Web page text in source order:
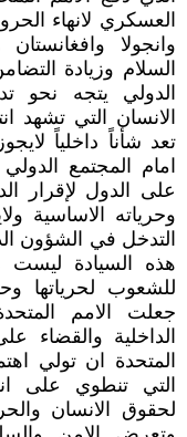
العسكري لانهاء
وانجولا
السلام وزيادة
الدولي يتجه نحو
الانسان التي تشهد
تعد شأناً داخلياً
امام المجتمع
على الدول لإقرار
وحرياته الاساسية
التدخل في الشؤون
هذه السيادة
للشعوب لحرياتها
جعلت الامم
الداخلية والقضاء
المتحدة ان تولي
التي تنطوي على
لحقوق الانسان